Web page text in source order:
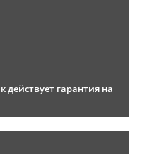
действует гарантия на